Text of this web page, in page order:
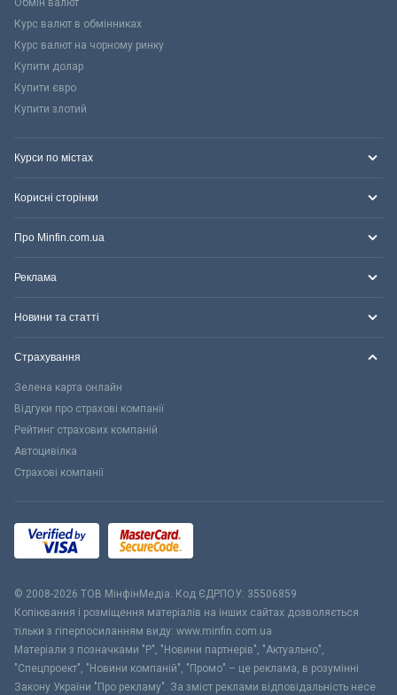
Обмін валют
Курс валют в обмінниках
Курс валют на чорному ринку
Купити долар
Купити євро
Купити злотий
Курси по містах
Корисні сторінки
Про Minfin.com.ua
Реклама
Новини та статті
Страхування
Зелена карта онлайн
Відгуки про страхові компанії
Рейтинг страхових компаній
Автоцивілка
Страхові компанії
© 2008-2026 ТОВ МiнфiнМедiа. Код ЄДРПОУ: 35506859
Копіювання і розміщення матеріалів на інших сайтах дозволяється
тільки з гіперпосиланням виду: www.minfin.com.ua
Матеріали з позначками "Р", "Новини партнерів", "Актуально",
"Спецпроект", "Новини компаній", "Промо" – це реклама, в розумінні
Закону України "Про рекламу". За зміст реклами відповідальність несе